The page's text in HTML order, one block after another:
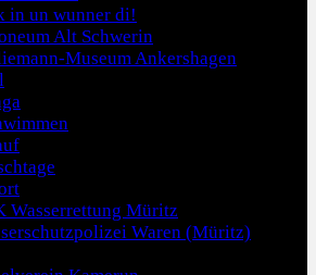
in un wunner di!
Alt Schwerin
Museum Ankershagen
Wasserrettung Müritz
Waren (Müritz)